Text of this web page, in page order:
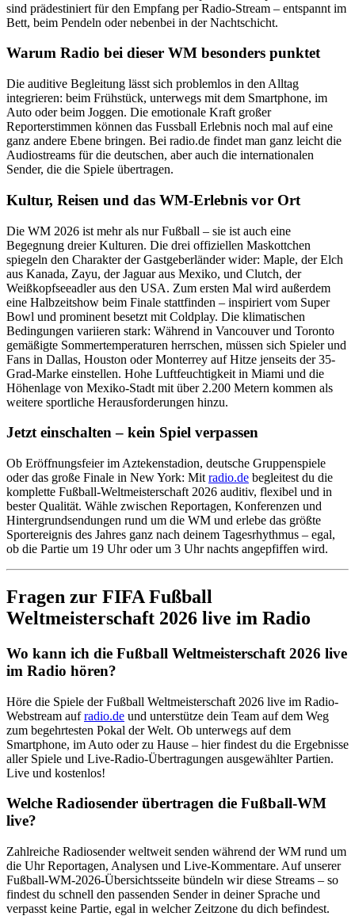
sind prädestiniert für den Empfang per Radio-Stream – entspannt im
Bett, beim Pendeln oder nebenbei in der Nachtschicht.
Warum Radio bei dieser WM besonders punktet
Die auditive Begleitung lässt sich problemlos in den Alltag
integrieren: beim Frühstück, unterwegs mit dem Smartphone, im
Auto oder beim Joggen. Die emotionale Kraft großer
Reporterstimmen können das Fussball Erlebnis noch mal auf eine
ganz andere Ebene bringen. Bei radio.de findet man ganz leicht die
Audiostreams für die deutschen, aber auch die internationalen
Sender, die die Spiele übertragen.
Kultur, Reisen und das WM-Erlebnis vor Ort
Die WM 2026 ist mehr als nur Fußball – sie ist auch eine
Begegnung dreier Kulturen. Die drei offiziellen Maskottchen
spiegeln den Charakter der Gastgeberländer wider: Maple, der Elch
aus Kanada, Zayu, der Jaguar aus Mexiko, und Clutch, der
Weißkopfseeadler aus den USA. Zum ersten Mal wird außerdem
eine Halbzeitshow beim Finale stattfinden – inspiriert vom Super
Bowl und prominent besetzt mit Coldplay. Die klimatischen
Bedingungen variieren stark: Während in Vancouver und Toronto
gemäßigte Sommertemperaturen herrschen, müssen sich Spieler und
Fans in Dallas, Houston oder Monterrey auf Hitze jenseits der 35-
Grad-Marke einstellen. Hohe Luftfeuchtigkeit in Miami und die
Höhenlage von Mexiko-Stadt mit über 2.200 Metern kommen als
weitere sportliche Herausforderungen hinzu.
Jetzt einschalten – kein Spiel verpassen
Ob Eröffnungsfeier im Aztekenstadion, deutsche Gruppenspiele
oder das große Finale in New York: Mit radio.de begleitest du die
komplette Fußball-Weltmeisterschaft 2026 auditiv, flexibel und in
bester Qualität. Wähle zwischen Reportagen, Konferenzen und
Hintergrundsendungen rund um die WM und erlebe das größte
Sportereignis des Jahres ganz nach deinem Tagesrhythmus – egal,
ob die Partie um 19 Uhr oder um 3 Uhr nachts angepfiffen wird.
Fragen zur FIFA Fußball
Weltmeisterschaft 2026 live im Radio
Wo kann ich die Fußball Weltmeisterschaft 2026 live
im Radio hören?
Höre die Spiele der Fußball Weltmeisterschaft 2026 live im Radio-
Webstream aufradio.de und unterstütze dein Team auf dem Weg
zum begehrtesten Pokal der Welt. Ob unterwegs auf dem
Smartphone, im Auto oder zu Hause – hier findest du die Ergebnisse
aller Spiele und Live-Radio-Übertragungen ausgewählter Partien.
Live und kostenlos!
Welche Radiosender übertragen die Fußball-WM
live?
Zahlreiche Radiosender weltweit senden während der WM rund um
die Uhr Reportagen, Analysen und Live-Kommentare. Auf unserer
Fußball-WM-2026-Übersichtsseite bündeln wir diese Streams – so
findest du schnell den passenden Sender in deiner Sprache und
verpasst keine Partie, egal in welcher Zeitzone du dich befindest.